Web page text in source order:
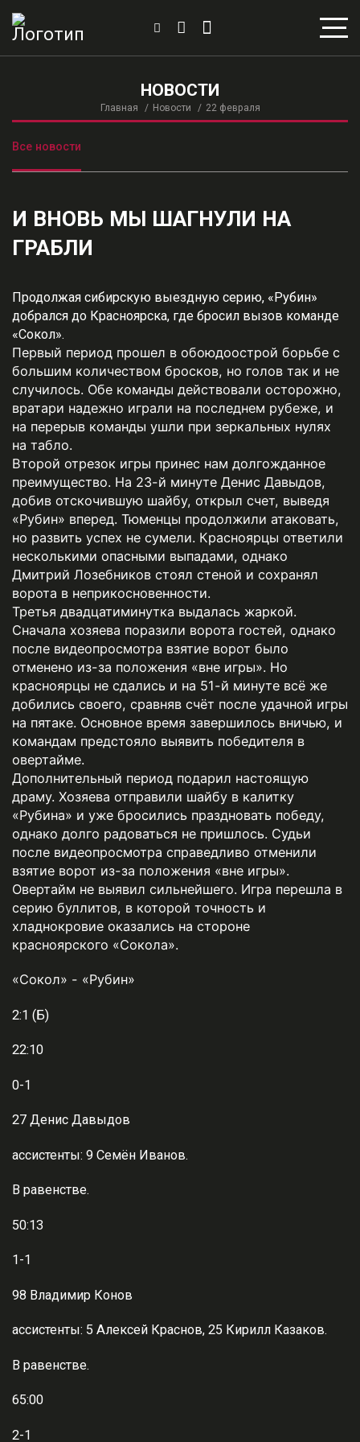
НОВОСТИ
Главная Новости 22 февраля
Все новости
И ВНОВЬ МЫ ШАГНУЛИ НА
ГРАБЛИ
Продолжая сибирскую выездную серию, «Рубин»
добрался до Красноярска, где бросил вызов команде
«Сокол».
Первый период прошел в обоюдоострой борьбе с
большим количеством бросков, но голов так и не
случилось. Обе команды действовали осторожно,
вратари надежно играли на последнем рубеже, и
на перерыв команды ушли при зеркальных нулях
на табло.
Второй отрезок игры принес нам долгожданное
преимущество. На 23-й минуте Денис Давыдов,
добив отскочившую шайбу, открыл счет, выведя
«Рубин» вперед. Тюменцы продолжили атаковать,
но развить успех не сумели. Красноярцы ответили
несколькими опасными выпадами, однако
Дмитрий Лозебников стоял стеной и сохранял
ворота в неприкосновенности.
Третья двадцатиминутка выдалась жаркой.
Сначала хозяева поразили ворота гостей, однако
после видеопросмотра взятие ворот было
отменено из-за положения «вне игры». Но
красноярцы не сдались и на 51-й минуте всё же
добились своего, сравняв счёт после удачной игры
на пятаке. Основное время завершилось вничью, и
командам предстояло выявить победителя в
овертайме.
Дополнительный период подарил настоящую
драму. Хозяева отправили шайбу в калитку
«Рубина» и уже бросились праздновать победу,
однако долго радоваться не пришлось. Судьи
после видеопросмотра справедливо отменили
взятие ворот из-за положения «вне игры».
Овертайм не выявил сильнейшего. Игра перешла в
серию буллитов, в которой точность и
хладнокровие оказались на стороне
красноярского «Сокола».
«Сокол» - «Рубин»
2:1 (Б)
22:10
0-1
27 Денис Давыдов
ассистенты: 9 Семён Иванов.
В равенстве.
50:13
1-1
98 Владимир Конов
ассистенты: 5 Алексей Краснов, 25 Кирилл Казаков.
В равенстве.
65:00
2-1